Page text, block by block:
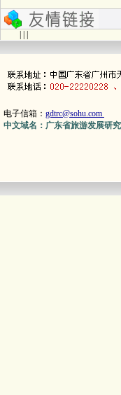
电子信箱： gdtrc@sohu.com 版
中文域名：广东省旅游发展研